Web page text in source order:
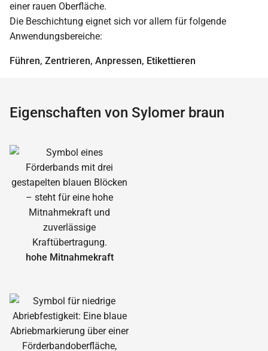
einer rauen Oberfläche.
Die Beschichtung eignet sich vor allem für folgende
Anwendungsbereiche:
Führen, Zentrieren, Anpressen, Etikettieren
Eigenschaften von Sylomer braun
hohe Mitnahmekraft